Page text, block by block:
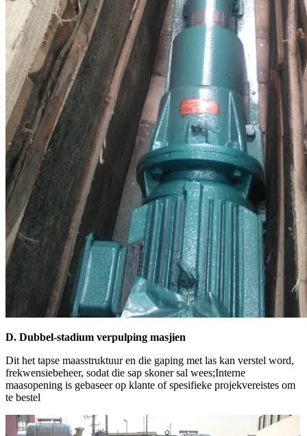
D. Dubbel-stadium verpulping masjien
Dit het tapse maasstruktuur en die gaping met las kan verstel word,
frekwensiebeheer, sodat die sap skoner sal wees;Interne
maasopening is gebaseer op klante of spesifieke projekvereistes om
te bestel